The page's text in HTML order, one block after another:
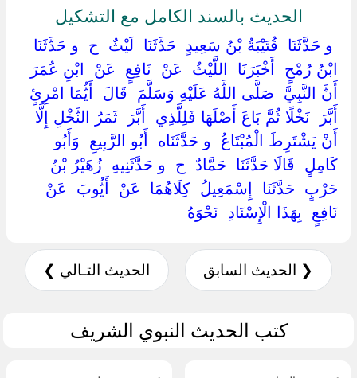
الحديث بالسند الكامل مع التشكيل
‏ ‏و حَدَّثَنَا ‏ ‏قُتَيْبَةُ بْنُ سَعِيدٍ ‏ ‏حَدَّثَنَا ‏ ‏لَيْثٌ ‏ ‏ح ‏ ‏و حَدَّثَنَا ‏
‏ابْنُ رُمْحٍ ‏ ‏أَخْبَرَنَا ‏ ‏اللَّيْثُ ‏ ‏عَنْ ‏ ‏نَافِعٍ ‏ ‏عَنْ ‏ ‏ابْنِ عُمَرَ ‏
‏أَنَّ النَّبِيَّ ‏ ‏صَلَّى اللَّهُ عَلَيْهِ وَسَلَّمَ ‏ ‏قَالَ ‏ ‏أَيُّمَا امْرِئٍ ‏
‏أَبَّرَ ‏ ‏نَخْلًا ثُمَّ بَاعَ أَصْلَهَا فَلِلَّذِي ‏ ‏أَبَّرَ ‏ ‏ثَمَرُ النَّخْلِ إِلَّا
أَنْ يَشْتَرِطَ الْمُبْتَاعُ ‏ ‏و حَدَّثَنَاه ‏ ‏أَبُو الرَّبِيعِ ‏ ‏وَأَبُو
كَامِلٍ ‏ ‏قَالَا حَدَّثَنَا ‏ ‏حَمَّادٌ ‏ ‏ح ‏ ‏و حَدَّثَنِيهِ ‏ ‏زُهَيْرُ بْنُ
حَرْبٍ ‏ ‏حَدَّثَنَا ‏ ‏إِسْمَعِيلُ ‏ ‏كِلَاهُمَا ‏ ‏عَنْ ‏ ‏أَيُّوبَ ‏ ‏عَنْ ‏
‏نَافِعٍ ‏ ‏بِهَذَا الْإِسْنَادِ ‏ ‏نَحْوَهُ ‏
❮ الحديث السابق الحديث التـالي ❯
كتب الحديث النبوي الشريف